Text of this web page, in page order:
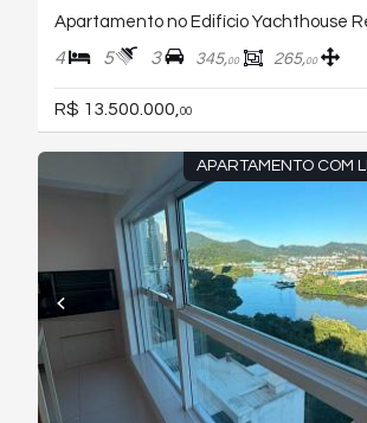
4 5 3 345,00 265,00
R$ 13.500.000, 00
APARTAMENTO COM